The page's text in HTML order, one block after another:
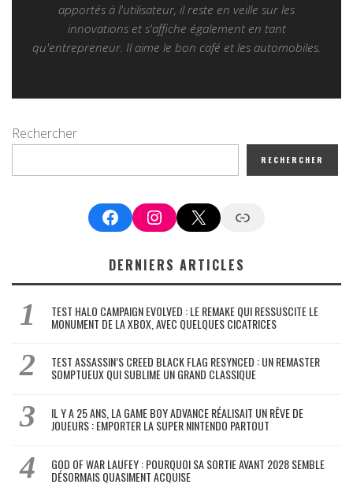
apportés à l'utilisateur, il reste en veille sur les
innovations et s'affiche également en tant
qu'entrepreneur. Il aime le bon café et les automobiles.
Rechercher
RECHERCHER
FacebookInstagram
X Google News
DERNIERS ARTICLES
TEST HALO CAMPAIGN EVOLVED : LE REMAKE QUI RESSUSCITE LE
MONUMENT DE LA XBOX, AVEC QUELQUES CICATRICES
TEST ASSASSIN’S CREED BLACK FLAG RESYNCED : UN REMASTER
SOMPTUEUX QUI SUBLIME UN GRAND CLASSIQUE
IL Y A 25 ANS, LA GAME BOY ADVANCE RÉALISAIT UN RÊVE DE
JOUEURS : EMPORTER LA SUPER NINTENDO PARTOUT
GOD OF WAR LAUFEY : POURQUOI SA SORTIE AVANT 2028 SEMBLE
DÉSORMAIS QUASIMENT ACQUISE